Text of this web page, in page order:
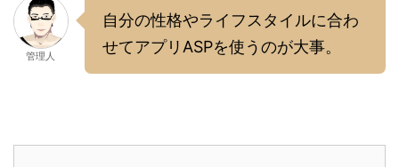
管理人
自分の性格やライフスタイルに合わ
せてアプリASPを使うのが大事。